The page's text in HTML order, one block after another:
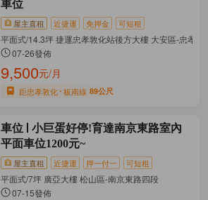
車位
屋主直租 近捷運 免押金 可短租
平面式/14.3坪 捷運忠孝敦化站後方大樓 大安區-忠孝東
07-26發佈
9,500元/月
距忠孝敦化 板南線 89公尺
車位
小巨蛋好停!育達南京東路室內
平面車位1200元~
屋主直租 近捷運 押一付一 可短租
平面式/7坪 廣亞大樓 松山區-南京東路四段
07-15發佈